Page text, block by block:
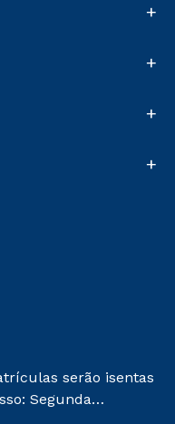
+
+
+
+
serão isentas
Segunda